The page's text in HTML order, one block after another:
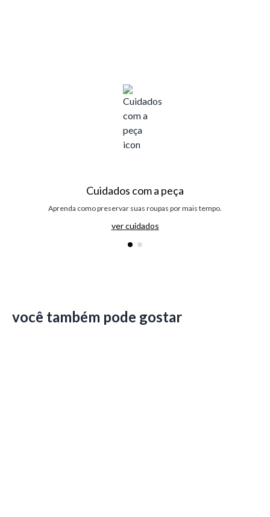
Cuidados com a peça
Aprenda como preservar suas roupas por mais tempo.
ver cuidados
você também pode gostar